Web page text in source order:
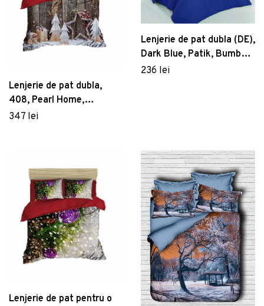
Lenjerie de pat dubla,
408, Pearl Home,
Poliester Satinat
347 lei
Lenjerie de pat dubla (DE),
Dark Blue, Patik, Bumbac
Ranforce
236 lei
Lenjerie de pat pentru o